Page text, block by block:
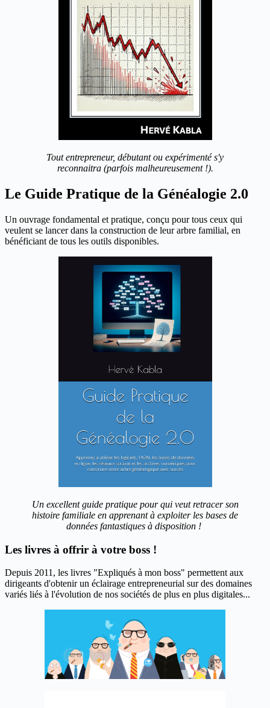
Tout entrepreneur, débutant ou expérimenté s'y
reconnaitra (parfois malheureusement !).
Le Guide Pratique de la Généalogie 2.0
Un ouvrage fondamental et pratique, conçu pour tous ceux qui
veulent se lancer dans la construction de leur arbre familial, en
bénéficiant de tous les outils disponibles.
Un excellent guide pratique pour qui veut retracer son
histoire familiale en apprenant à exploiter les bases de
données fantastiques à disposition !
Les livres à offrir à votre boss !
Depuis 2011, les livres "Expliqués à mon boss" permettent aux
dirigeants d'obtenir un éclairage entrepreneurial sur des domaines
variés liés à l'évolution de nos sociétés de plus en plus digitales...